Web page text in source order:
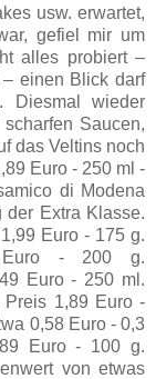
usw. erwartet,
gefiel mir um
alles probiert –
einen Blick darf
Diesmal wieder
Saucen,
das Veltins noch
Euro - 250 ml -
di Modena
Extra Klasse.
Euro - 175 g.
Euro - 200 g.
Euro - 250 ml.
Preis 1,89 Euro -
0,58 Euro - 0,3
Euro - 100 g.
von etwas